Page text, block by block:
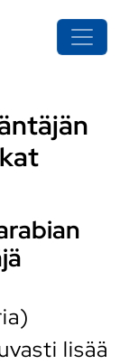
lisää